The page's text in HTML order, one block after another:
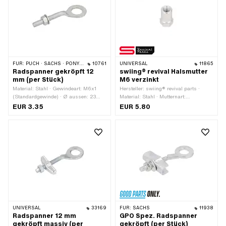
FÜR: PUCH · SACHS · PONY / CILO (BETA 521 & 512) · ZÜNDAPP BELMONDO 10761
Radspanner gekröpft 12
mm (per Stück)
Material: Stahl · Gewindeart: M6x1
(Standardgewinde) · Ø aussen: 23
mm · Ø innen: 13.1 mm · Oberfläche:
EUR 3.35
UNIVERSAL 11865
swiing® revival Halsmutter
M6 verzinkt
Hersteller: swiing® revival parts ·
Material: Stahl · Mutternart:
Halsmutter · Gewindeart: M6x1
verzinkt (blau) · Schlüsselweite: 10
EUR 5.80
UNIVERSAL 33169
Radspanner 12 mm
gekröpft massiv (per
FÜR: SACHS 11938
GPO Spez. Radspanner
gekröpft (per Stück)